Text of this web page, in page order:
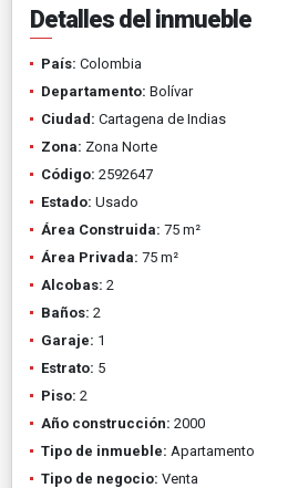
Detalles del inmueble
País: Colombia
Departamento: Bolívar
Ciudad: Cartagena de Indias
Zona: Zona Norte
Código: 2592647
Estado: Usado
Área Construida: 75 m²
Área Privada: 75 m²
Alcobas: 2
Baños: 2
Garaje: 1
Estrato: 5
Piso: 2
Año construcción: 2000
Tipo de inmueble: Apartamento
Tipo de negocio: Venta